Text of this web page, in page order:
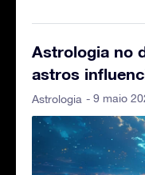
Astrologia no
astros
Astrologia - 9 maio